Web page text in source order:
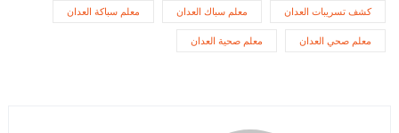
كشف تسريبات العدان معلم سباك العدان معلم سباكة العدان
معلم صحي العدان معلم صحية العدان